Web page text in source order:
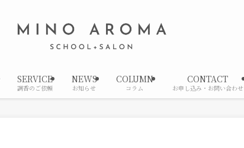
SERVICE
調香のご依頼
NEWS
お知らせ
COLUMN
コラム
CONTACT
お申し込み・お問い合わせ